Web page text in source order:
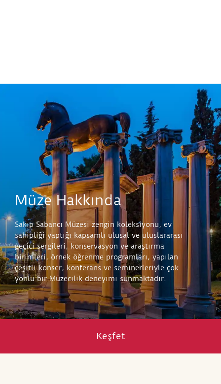
Müze Hakkında
Sakıp Sabancı Müzesi zengin koleksiyonu, ev
sahipliği yaptığı kapsamlı ulusal ve uluslararası
geçici sergileri, konservasyon ve araştırma
birimleri, örnek öğrenme programları, yapılan
çeşitli konser, konferans ve seminerleriyle çok
yönlü bir Müzecilik deneyimi sunmaktadır.
Keşfet